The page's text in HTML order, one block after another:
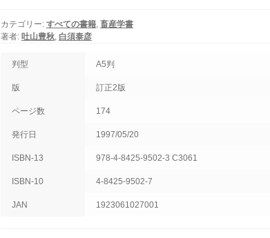
学
個
カテゴリー: すべての書籍, 畜産学書
著者: 吐山豊秋, 白須泰彦
判型 A5判
版 訂正2版
ページ数 174
発行日 1997/05/20
ISBN-13 978-4-8425-9502-3 C3061
ISBN-10 4-8425-9502-7
JAN 1923061027001